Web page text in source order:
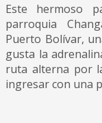
Este hermoso
parroquia
Puerto Bolívar,
gusta la
ruta alterna por
ingresar con una